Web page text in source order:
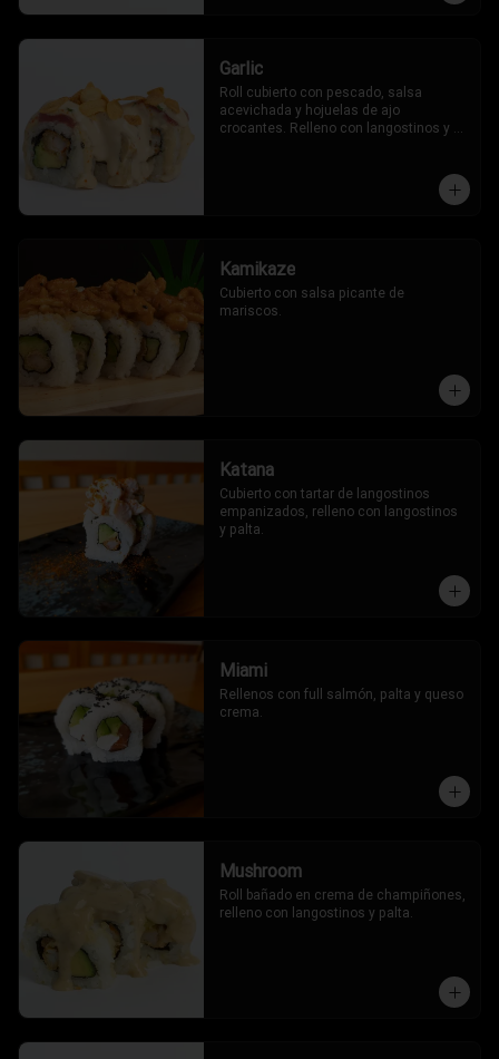
Garlic
Roll cubierto con pescado, salsa
acevichada y hojuelas de ajo
crocantes. Relleno con langostinos y
Kamikaze
Cubierto con salsa picante de
mariscos.
Katana
Cubierto con tartar de langostinos
empanizados, relleno con langostinos
y palta.
Miami
Rellenos con full salmón, palta y queso
crema.
Mushroom
Roll bañado en crema de champiñones,
relleno con langostinos y palta.